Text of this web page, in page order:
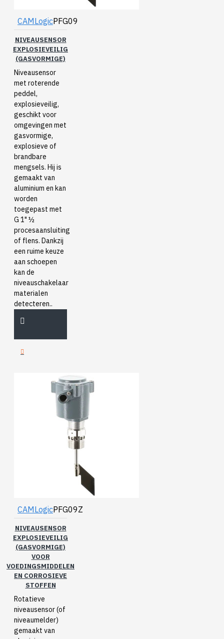
CAMLogicPFG09
NIVEAUSENSOR
EXPLOSIEVEILIG
(GASVORMIGE)
Niveausensor
met roterende
peddel,
explosieveilig,
geschikt voor
omgevingen met
gasvormige,
explosieve of
brandbare
mengsels. Hij is
gemaakt van
aluminium en kan
worden
toegepast met
G 1" ½
procesaansluiting
of flens. Dankzij
een ruime keuze
aan schoepen
kan de
niveauschakelaar
materialen
detecteren..
CAMLogicPFG09Z
NIVEAUSENSOR
EXPLOSIEVEILIG
(GASVORMIGE)
VOOR
VOEDINGSMIDDELEN
EN CORROSIEVE
STOFFEN
Rotatieve
niveausensor (of
niveaumelder)
gemaakt van